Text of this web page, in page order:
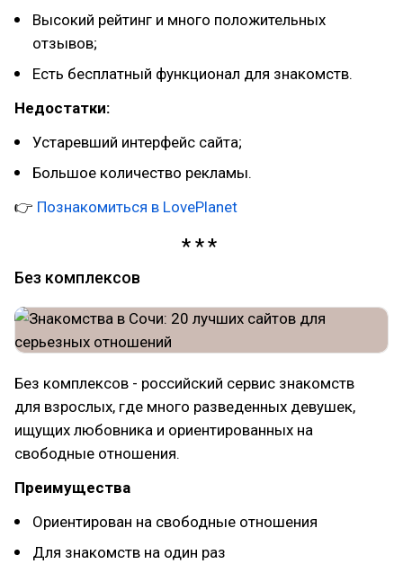
Высокий рейтинг и много положительных
отзывов;
Есть бесплатный функционал для знакомств.
Недостатки:
Устаревший интерфейс сайта;
Большое количество рекламы.
👉 Познакомиться в LovePlanet
Без комплексов
Без комплексов - российский сервис знакомств
для взрослых, где много разведенных девушек,
ищущих любовника и ориентированных на
свободные отношения.
Преимущества
Ориентирован на свободные отношения
Для знакомств на один раз